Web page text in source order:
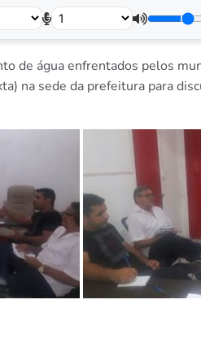
de água enfrentados pelos
na sede da prefeitura para